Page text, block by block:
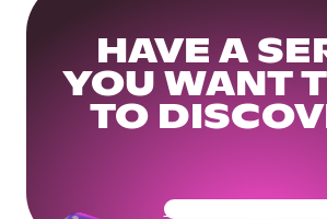
HAVE A
YOU WANT
TO
Get Your Community